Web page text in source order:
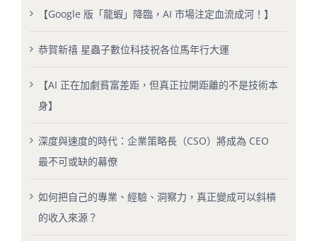
【Google 版「龍蝦」降臨，AI 市場注定血流成河！】
恭賀新禧 星蟲子數位科技祝各位馬年行大運
【AI 正在加劇貧富差距，但真正拉開距離的不是技術本
身】
深度與速度的時代：企業策略長（CSO）將成為 CEO
最不可或缺的幕僚
如何把自己的專業、經驗、洞察力，真正變成可以斜槓
的收入來源？